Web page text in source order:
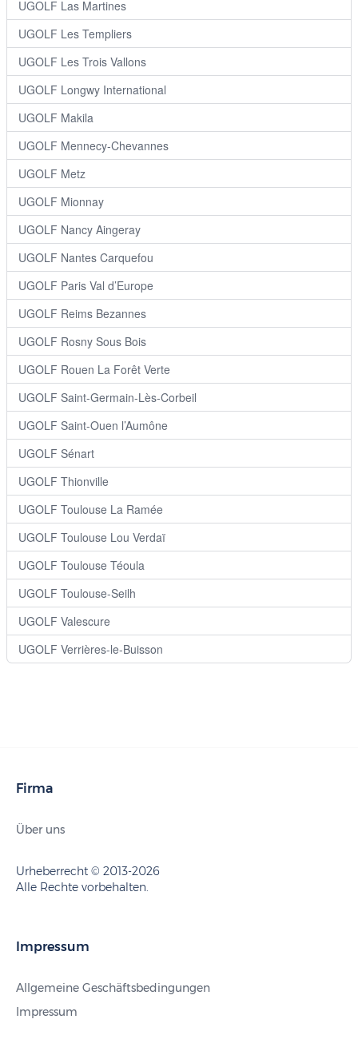
UGOLF Las Martines
UGOLF Les Templiers
UGOLF Les Trois Vallons
UGOLF Longwy International
UGOLF Makila
UGOLF Mennecy-Chevannes
UGOLF Metz
UGOLF Mionnay
UGOLF Nancy Aingeray
UGOLF Nantes Carquefou
UGOLF Paris Val d’Europe
UGOLF Reims Bezannes
UGOLF Rosny Sous Bois
UGOLF Rouen La Forêt Verte
UGOLF Saint-Germain-Lès-Corbeil
UGOLF Saint-Ouen l’Aumône
UGOLF Sénart
UGOLF Thionville
UGOLF Toulouse La Ramée
UGOLF Toulouse Lou Verdaï
UGOLF Toulouse Téoula
UGOLF Toulouse-Seilh
UGOLF Valescure
UGOLF Verrières-le-Buisson
Firma
Über uns
Urheberrecht © 2013-2026
Alle Rechte vorbehalten.
Impressum
Allgemeine Geschäftsbedingungen
Impressum